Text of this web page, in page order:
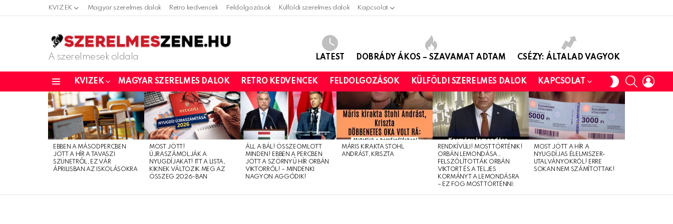
KVIZEK Magyar szerelmes dalok Retro kedvencek Feldolgozások Külföldi szerelmes dalok Kapcsolat
A szerelmesek oldala LATEST DOBRÁDY ÁKOS – SZAVAMAT ADTAM CSÉZY: ÁLTALAD VAGYOK
KVIZEK MAGYAR SZERELMES DALOK RETRO KEDVENCEK FELDOLGOZÁSOK KÜLFÖLDI SZERELMES DALOK KAPCSOLAT
SWITCH
SKIN
SEARCH
LATEST
STORIES
EBBEN A MÁSODPERCBEN
JÖTT A HÍR A TAVASZI
SZÜNETRŐL, EZ VÁR
ÁPRILISBAN AZ ISKOLÁSOKRA
MOST JÖTT!
ÚJRASZÁMOLJÁK A
NYUGDÍJAKAT! ITT A LISTA,
KIKNEK VÁLTOZIK MEG AZ
ÖSSZEG 2026-BAN
ÁLL A BÁL! ÖSSZEOMLOTT
MINDEN! EBBEN A PERCBEN
JÖTT A SZÖRNYŰ HÍR ORBÁN
VIKTORRÓL! – MINDENKI
NAGYON AGGÓDIK!
MÁRIS KIRAKTA STOHL
ANDRÁST, KRISZTA
RENDKÍVÜLI! MOST TÖRTÉNIK!
ORBÁN LEMONDÁSA…
FELSZÓLÍTOTTÁK ORBÁN
VIKTORT ÉS A TELJES
KORMÁNYT A LEMONDÁSRA
– EZ FOG MOST TÖRTÉNNI:
MOST JÖTT A HÍR A
NYUGDÍJAS ÉLELMISZER-
UTALVÁNYOKRÓL! ERRE
SOKAN NEM SZÁMÍTOTTAK!